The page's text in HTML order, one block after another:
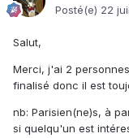
Posté(e) 22
Salut,
Merci, j'ai 2
finalisé donc il est
nb: Parisien(ne)s, à
si quelqu'un est